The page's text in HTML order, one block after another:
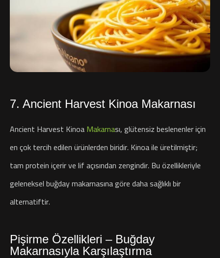
7. Ancient Harvest Kinoa Makarnası
Ancient Harvest KinoaMakarnası, glütensiz beslenenler için
en çok tercih edilen ürünlerden biridir. Kinoa ile üretilmiştir;
tam protein içerir ve lif açısından zengindir. Bu özellikleriyle
geleneksel buğday makarnasına göre daha sağlıklı bir
alternatiftir.
Pişirme Özellikleri – Buğday
Makarnasıyla Karşılaştırma